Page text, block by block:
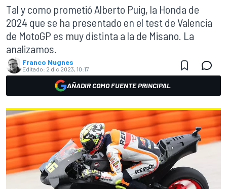
Tal y como prometió Alberto Puig, la Honda de
2024 que se ha presentado en el test de Valencia
de MotoGP es muy distinta a la de Misano. La
analizamos.
Franco Nugnes
Editado: 2 dic 2023, 10:17
AÑADIR COMO FUENTE PRINCIPAL